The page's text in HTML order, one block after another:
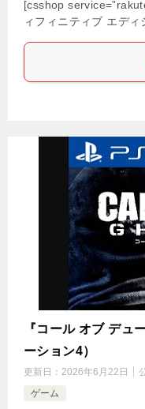
[csshop
ィフィニティブ エデ
『コール オブ デュ
ーション4）
更新日： 2026年6月22日
ゲーム